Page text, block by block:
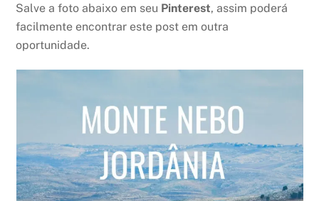
Salve a foto abaixo em seu Pinterest, assim poderá
facilmente encontrar este post em outra
oportunidade.